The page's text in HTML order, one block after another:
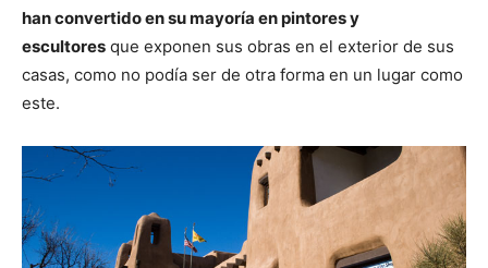
han convertido en su mayoría en pintores y
escultores que exponen sus obras en el exterior de sus
casas, como no podía ser de otra forma en un lugar como
este.